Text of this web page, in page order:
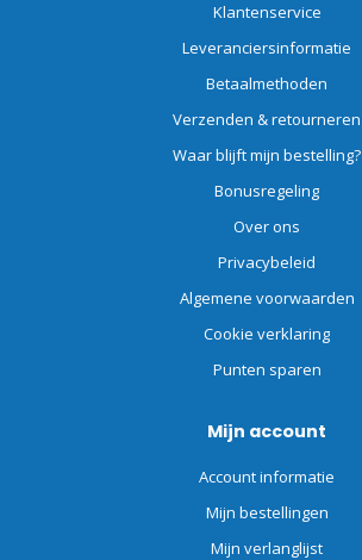
Klantenservice
Leveranciersinformatie
Betaalmethoden
Verzenden & retourneren
Waar blijft mijn bestelling?
Bonusregeling
Over ons
Privacybeleid
Algemene voorwaarden
Cookie verklaring
Punten sparen
Mijn account
Account informatie
Mijn bestellingen
Mijn verlanglijst